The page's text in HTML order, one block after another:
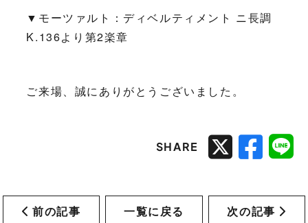
▼モーツァルト：ディベルティメント ニ長調
K.136より第2楽章
ご来場、誠にありがとうございました。
SHARE
前の記事 一覧に戻る 次の記事